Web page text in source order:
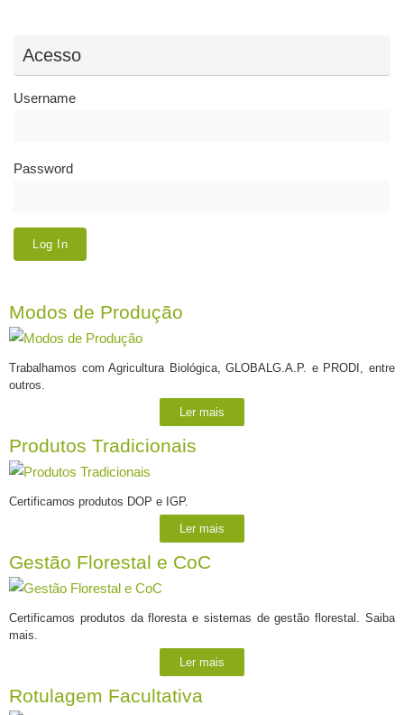
Acesso
Username
Password
Modos de Produção
Trabalhamos com Agricultura Biológica, GLOBALG.A.P. e PRODI, entre
outros.
Ler mais
Produtos Tradicionais
Certificamos produtos DOP e IGP.
Ler mais
Gestão Florestal e CoC
Certificamos produtos da floresta e sistemas de gestão florestal. Saiba
mais.
Ler mais
Rotulagem Facultativa